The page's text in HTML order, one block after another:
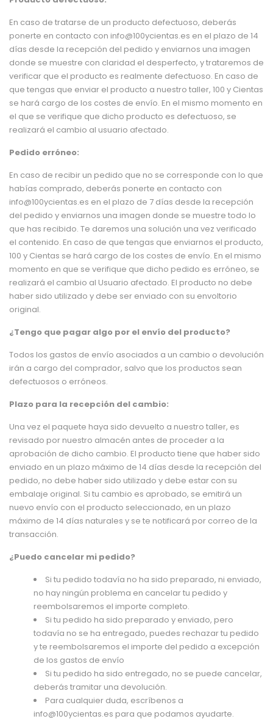
En caso de tratarse de un producto defectuoso, deberás
ponerte en contacto con info@100ycientas.es en el plazo de 14
días desde la recepción del pedido y enviarnos una imagen
donde se muestre con claridad el desperfecto, y trataremos de
verificar que el producto es realmente defectuoso. En caso de
que tengas que enviar el producto a nuestro taller, 100 y Cientas
se hará cargo de los costes de envío. En el mismo momento en
el que se verifique que dicho producto es defectuoso, se
realizará el cambio al usuario afectado.
Pedido erróneo:
En caso de recibir un pedido que no se corresponde con lo que
habías comprado, deberás ponerte en contacto con
info@100ycientas.es en el plazo de 7 días desde la recepción
del pedido y enviarnos una imagen donde se muestre todo lo
que has recibido. Te daremos una solución una vez verificado
el contenido. En caso de que tengas que enviarnos el producto,
100 y Cientas se hará cargo de los costes de envío. En el mismo
momento en que se verifique que dicho pedido es erróneo, se
realizará el cambio al Usuario afectado. El producto no debe
haber sido utilizado y debe ser enviado con su envoltorio
original.
¿Tengo que pagar algo por el envío del producto?
Todos los gastos de envío asociados a un cambio o devolución
irán a cargo del comprador, salvo que los productos sean
defectuosos o erróneos.
Plazo para la recepción del cambio:
Una vez el paquete haya sido devuelto a nuestro taller, es
revisado por nuestro almacén antes de proceder a la
aprobación de dicho cambio. El producto tiene que haber sido
enviado en un plazo máximo de 14 días desde la recepción del
pedido, no debe haber sido utilizado y debe estar con su
embalaje original. Si tu cambio es aprobado, se emitirá un
nuevo envío con el producto seleccionado, en un plazo
máximo de 14 días naturales y se te notificará por correo de la
transacción.
¿Puedo cancelar mi pedido?
Si tu pedido todavía no ha sido preparado, ni enviado,
no hay ningún problema en cancelar tu pedido y
reembolsaremos el importe completo.
Si tu pedido ha sido preparado y enviado, pero
todavía no se ha entregado, puedes rechazar tu pedido
y te reembolsaremos el importe del pedido a excepción
de los gastos de envío
Si tu pedido ha sido entregado, no se puede cancelar,
deberás tramitar una devolución.
Para cualquier duda, escríbenos a
info@100ycientas.es para que podamos ayudarte.